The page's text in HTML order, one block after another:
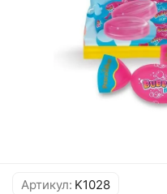
Артикул: K1028